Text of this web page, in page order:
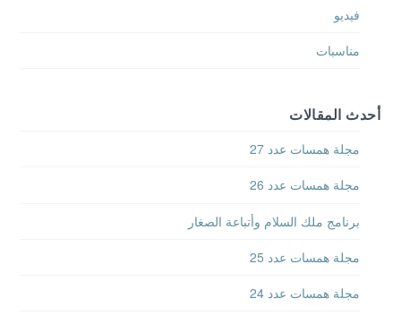
فيديو
مناسبات
أحدث المقالات
مجلة همسات عدد 27
مجلة همسات عدد 26
برنامج ملك السلام وأتباعة الصغار
مجلة همسات عدد 25
مجلة همسات عدد 24